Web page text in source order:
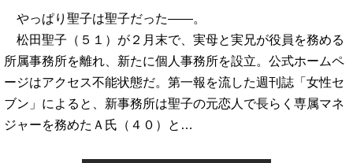
やっぱり聖子は聖子だった――。
松田聖子（５１）が２月末で、実母と実兄が役員を務める
所属事務所を離れ、新たに個人事務所を設立。公式ホームペ
ージはアクセス不能状態だ。第一報を流した週刊誌「女性セ
ブン」によると、新事務所は聖子の元恋人で長らく専属マネ
ジャーを務めたＡ氏（４０）と…